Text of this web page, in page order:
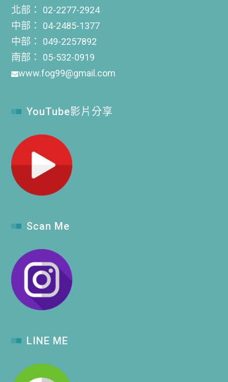
北部： 02-2277-2924
中部： 04-2485-1377
中部： 049-2257892
南部： 05-532-0919
www.fog99@gmail.com
YouTube影片分享
Scan Me
LINE ME